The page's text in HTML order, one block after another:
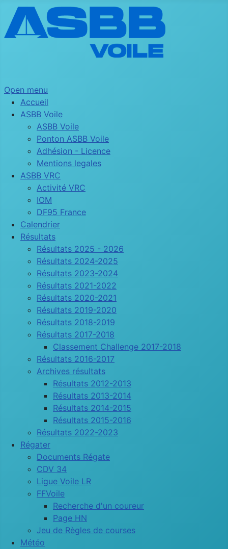
Open menu
Accueil
ASBB Voile
ASBB Voile
Ponton ASBB Voile
Adhésion - Licence
Mentions legales
ASBB VRC
Activité VRC
IOM
DF95 France
Calendrier
Résultats
Résultats 2025 - 2026
Résultats 2024-2025
Résultats 2023-2024
Résultats 2021-2022
Résultats 2020-2021
Résultats 2019-2020
Résultats 2018-2019
Résultats 2017-2018
Classement Challenge 2017-2018
Résultats 2016-2017
Archives résultats
Résultats 2012-2013
Résultats 2013-2014
Résultats 2014-2015
Résultats 2015-2016
Résultats 2022-2023
Régater
Documents Régate
CDV 34
Ligue Voile LR
FFVoile
Recherche d'un coureur
Page HN
Jeu de Règles de courses
Météo